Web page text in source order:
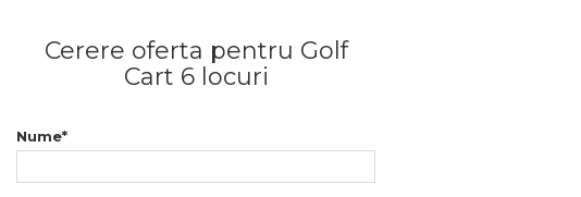
Cerere oferta pentru Golf
Cart 6 locuri
Nume*